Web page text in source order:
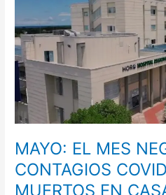
MAYO: EL MES
CONTAGIOS
MUERTOS EN
POR
CONTAGIOS
COVID
Y
CIFRA
DE
MUERTOS
EN
CASANARE